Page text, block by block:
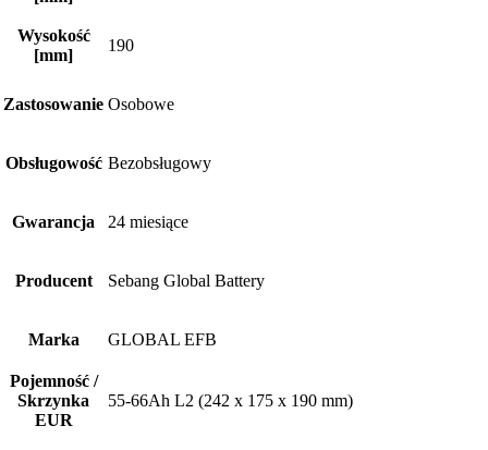
Wysokość
[mm]
190
Zastosowanie Osobowe
Obsługowość Bezobsługowy
Gwarancja 24 miesiące
Producent Sebang Global Battery
Marka GLOBAL EFB
Pojemność /
Skrzynka
EUR
55-66Ah L2 (242 x 175 x 190 mm)